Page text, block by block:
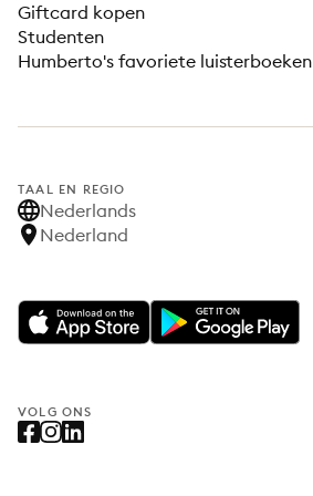
Giftcard kopen
Studenten
Humberto's favoriete luisterboeken
TAAL EN REGIO
Nederlands
Nederland
VOLG ONS